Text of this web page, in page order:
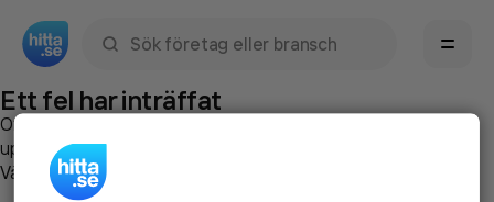
Ett fel har inträffat
Om du vill kan du
uppstod så att vi lättare och snabbare kan avhjälpa det.
Vänligen försök med följande: